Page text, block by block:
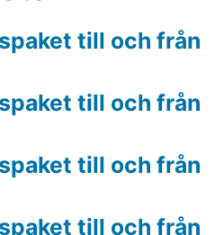
till och från
till och från
till och från
till och från